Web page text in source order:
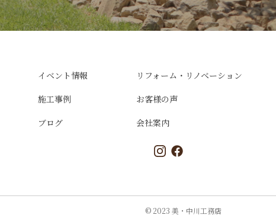
イベント情報
施工事例
ブログ
リフォーム・リノベーション
お客様の声
会社案内
© 2023 美・中川工務店